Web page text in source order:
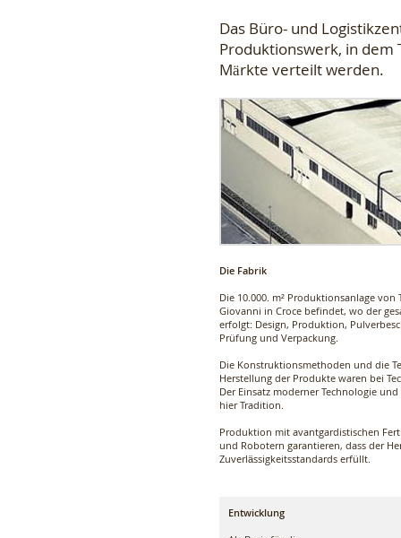
Das Büro- und
Produktionswerk, in dem
Märkte verteilt werden.
Die Fabrik
Die 10.000. m² Produktionsanlage von
Giovanni in Croce befindet, wo der
erfolgt: Design, Produktion,
Prüfung und Verpackung.
Die Konstruktionsmethoden und die
Herstellung der Produkte waren bei
Der Einsatz moderner Technologie
hier Tradition.
Produktion mit avantgardistischen
und Robotern garantieren, dass der
Zuverlässigkeitsstandards erfüllt.
Entwicklung